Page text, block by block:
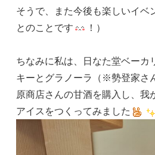
そうで、また今後も楽しいイベ
とのことです
！）
ちなみに私は、日なた堂ベーカ
キーとグラノーラ（※勢登家さ
原商店さんの甘酒を購入し、我
アイスをつくってみました